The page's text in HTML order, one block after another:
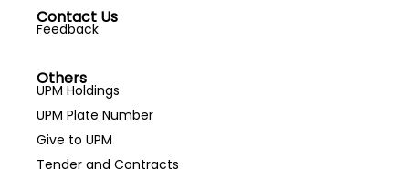
Contact Us
Feedback
Others
UPM Holdings
UPM Plate Number
Give to UPM
Tender and Contracts